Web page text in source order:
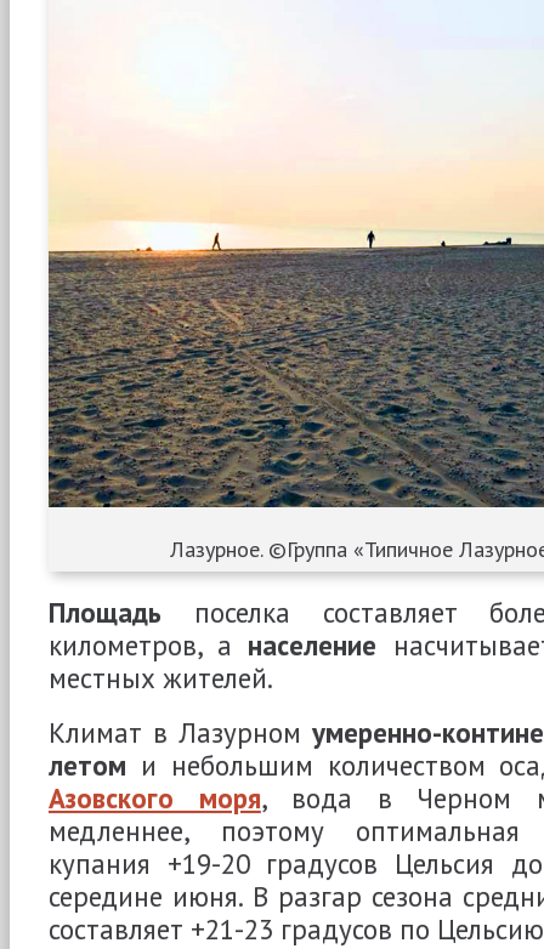
Лазурное. ©Группа «Типичное
Площадь поселка составляет
километров, а население
местных жителей.
Климат в Лазурном умеренно-
летом и небольшим количеством
Азовского моря, вода в Черном
медленнее, поэтому
купания +19-20 градусов Цельсия
середине июня. В разгар сезона
составляет +21-23 градусов по